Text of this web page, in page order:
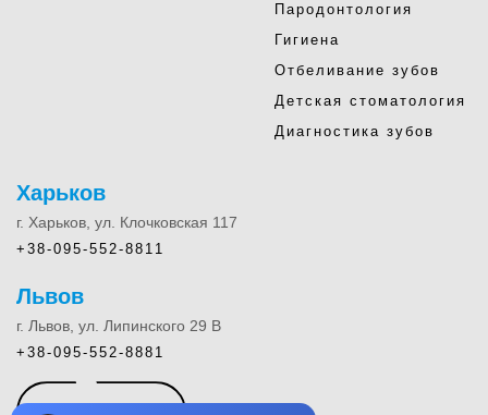
Пародонтология
Гигиена
Отбеливание зубов
Детская стоматология
Диагностика зубов
Харьков
г. Харьков, ул. Клочковская 117
+38-095-552-8811
Львов
г. Львов, ул. Липинского 29 В
+38-095-552-8881
КОНТАКТЫ